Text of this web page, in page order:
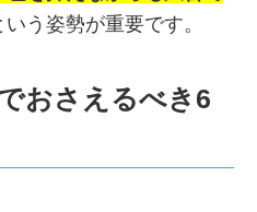
いう姿勢が重要です。
おさえるべき6